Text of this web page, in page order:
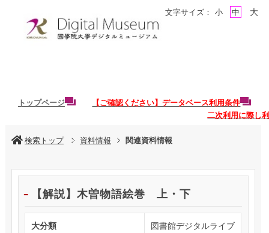
トップページ
【ご確認ください】データベース利用条件
二次利用に際し
文字サイズ： 小 中 大
検索トップ 資料情報 関連資料情報
【解説】木曽物語絵巻 上・下
大分類
図書館デジタルライブ